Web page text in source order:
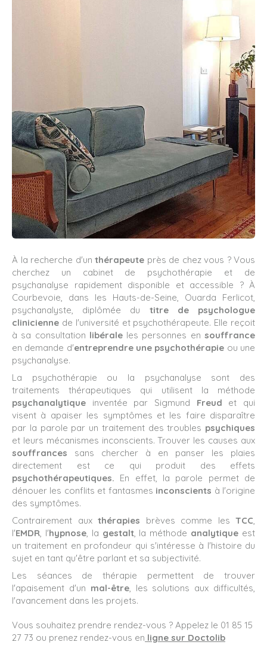
À la recherche d'un thérapeute près de chez vous ? Vous
cherchez un cabinet de psychothérapie et de
psychanalyse rapidement disponible et accessible ? À
Courbevoie, dans les Hauts-de-Seine, Ouarda Ferlicot,
psychanalyste, diplômée du titre de psychologue
clinicienne de l'université et psychothérapeute. Elle reçoit
à sa consultation libéraleles personnes ensouffrance
en demande d'entreprendre une psychothérapie ou une
psychanalyse.
La psychothérapie ou la psychanalyse sont des
traitements thérapeutiques qui utilisent la méthode
psychanalytique inventée par Sigmund Freud et qui
visent à apaiser les symptômes et les faire disparaître
par la parole par un traitement des troubles psychiques
et leurs mécanismes inconscients. Trouver les causes aux
souffrances sans chercher à en panser les plaies
directement est ce qui produit des effets
psychothérapeutiques. En effet, la parole permet de
dénouer les conflits et fantasmes inconscients à l'origine
des symptômes.
Contrairement aux thérapies brèves comme les TCC,
l'EMDR, l'hypnose, la gestalt, la méthode analytique est
un traitement en profondeur qui s'intéresse à l'histoire du
sujet en tant qu'être parlant et sa subjectivité.
Les séances de thérapie permettent de trouver
l'apaisement d'un mal-être, les solutions aux difficultés,
l'avancement dans les projets.
Vous souhaitez prendre rendez-vous ? Appelez le 01 85 15
27 73 ou prenez rendez-vous en ligne sur Doctolib